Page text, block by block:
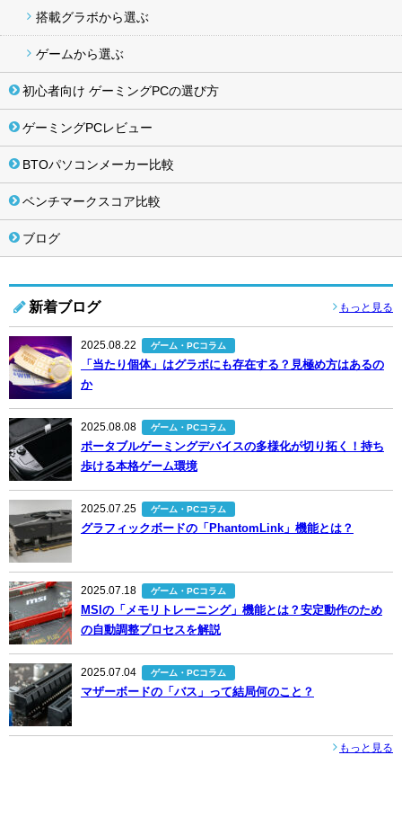
搭載グラボから選ぶ
ゲームから選ぶ
初心者向け ゲーミングPCの選び方
ゲーミングPCレビュー
BTOパソコンメーカー比較
ベンチマークスコア比較
ブログ
新着ブログ もっと見る
2025.08.22 ゲーム・PCコラム
「当たり個体」はグラボにも存在する？見極め方はあるの
か
2025.08.08 ゲーム・PCコラム
ポータブルゲーミングデバイスの多様化が切り拓く！持ち
歩ける本格ゲーム環境
2025.07.25 ゲーム・PCコラム
グラフィックボードの「PhantomLink」機能とは？
2025.07.18 ゲーム・PCコラム
MSIの「メモリトレーニング」機能とは？安定動作のため
の自動調整プロセスを解説
2025.07.04 ゲーム・PCコラム
マザーボードの「バス」って結局何のこと？
もっと見る